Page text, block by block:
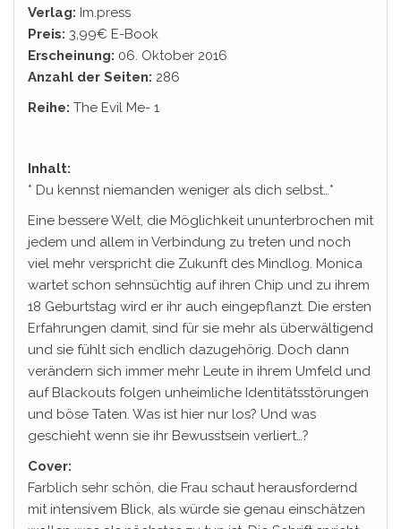
Verlag: Im.press
Preis: 3,99€ E-Book
Erscheinung: 06. Oktober 2016
Anzahl der Seiten: 286
Reihe: The Evil Me- 1
Inhalt:
* Du kennst niemanden weniger als dich selbst…*
Eine bessere Welt, die Möglichkeit ununterbrochen mit
jedem und allem in Verbindung zu treten und noch
viel mehr verspricht die Zukunft des Mindlog. Monica
wartet schon sehnsüchtig auf ihren Chip und zu ihrem
18 Geburtstag wird er ihr auch eingepflanzt. Die ersten
Erfahrungen damit, sind für sie mehr als überwältigend
und sie fühlt sich endlich dazugehörig. Doch dann
verändern sich immer mehr Leute in ihrem Umfeld und
auf Blackouts folgen unheimliche Identitätsstörungen
und böse Taten. Was ist hier nur los? Und was
geschieht wenn sie ihr Bewusstsein verliert…?
Cover:
Farblich sehr schön, die Frau schaut herausfordernd
mit intensivem Blick, als würde sie genau einschätzen